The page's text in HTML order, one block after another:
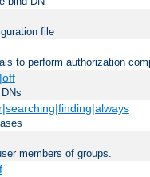
file
to perform authorization
members of groups.